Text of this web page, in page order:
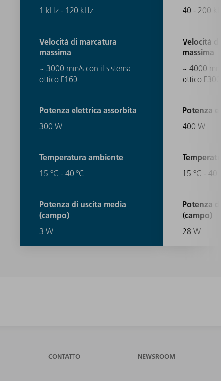
1 kHz - 120 kHz
Velocità di marcatura
massima
~ 3000 mm/s con il sistema
ottico F160
Potenza elettrica assorbita
300 W
Temperatura ambiente
15 °C - 40 °C
Potenza di uscita media
(campo)
3 W
40 - 200
Velocità
massima
~ 4000
ottico F300
Potenza
400 W
15 °C - 40
Potenza
(campo)
28 W
CONTATTO NEWSROOM